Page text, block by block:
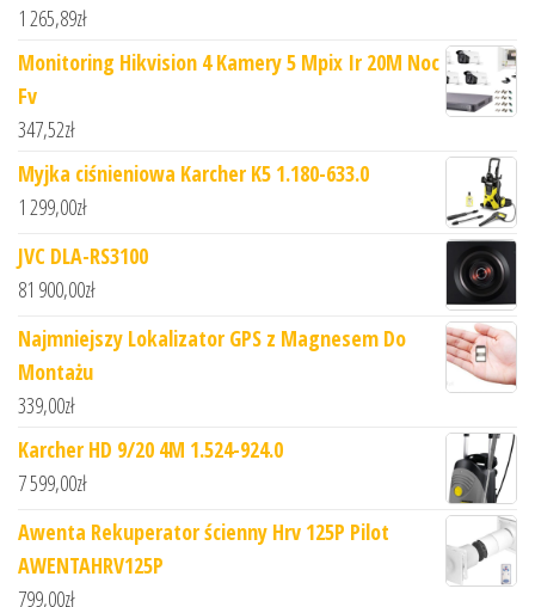
1 265,89zł
Monitoring Hikvision 4 Kamery 5 Mpix Ir 20M Noc
Fv
347,52zł
Myjka ciśnieniowa Karcher K5 1.180-633.0
1 299,00zł
JVC DLA-RS3100
81 900,00zł
Najmniejszy Lokalizator GPS z Magnesem Do
Montażu
339,00zł
Karcher HD 9/20 4M 1.524-924.0
7 599,00zł
Awenta Rekuperator ścienny Hrv 125P Pilot
AWENTAHRV125P
799,00zł